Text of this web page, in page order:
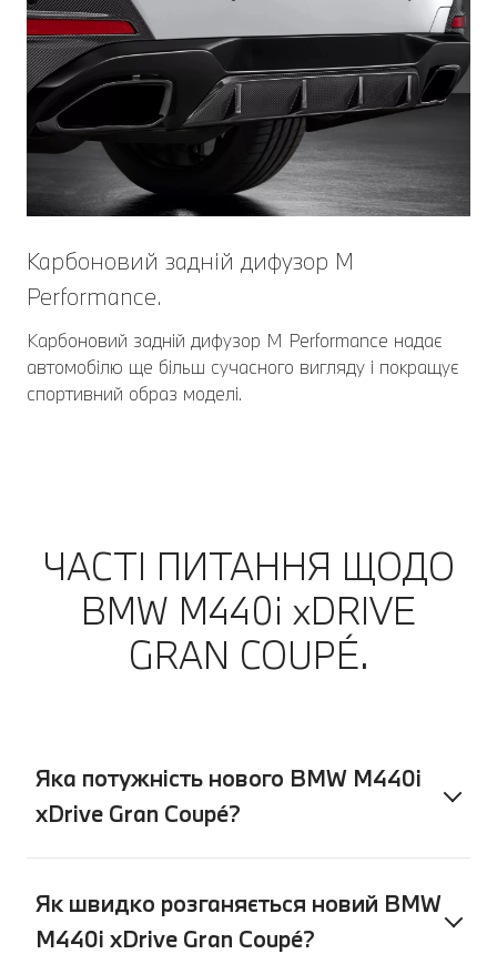
Карбоновий задній дифузор M
Performance.
Карбоновий задній дифузор M Performance надає
автомобілю ще більш сучасного вигляду і покращує
спортивний образ моделі.
ЧАСТІ ПИТАННЯ ЩОДО
BMW M440i xDRIVE
GRAN COUPÉ.
Яка потужність нового BMW M440i
xDrive Gran Coupé?
Як швидко розганяється новий BMW
M440i xDrive Gran Coupé?